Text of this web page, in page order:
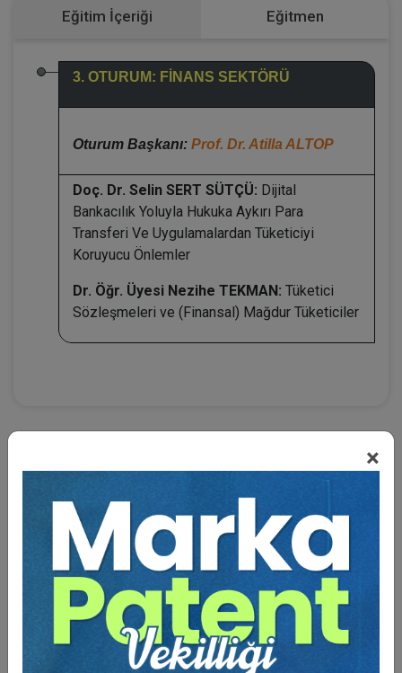
×
Eğitim İçeriği Eğitmen
3. OTURUM: FİNANS SEKTÖRÜ
Oturum Başkanı: Prof. Dr. Atilla ALTOP
Doç. Dr. Selin SERT SÜTÇÜ: Dijital
Bankacılık Yoluyla Hukuka Aykırı Para
Transferi Ve Uygulamalardan Tüketiciyi
Koruyucu Önlemler
Dr. Öğr. Üyesi Nezihe TEKMAN: Tüketici
Sözleşmeleri ve (Finansal) Mağdur Tüketiciler
BENZER VIDEO EĞITIMLER
Video Eğitim Abonesi Ol: Sadece 5490 TL / Yıllık
Tüketici Hukuku Enstitüsü